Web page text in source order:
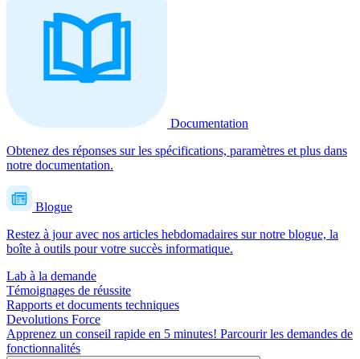
Documentation
Obtenez des réponses sur les spécifications, paramètres et plus dans
notre documentation.
Blogue
Restez à jour avec nos articles hebdomadaires sur notre blogue, la
boîte à outils pour votre succès informatique.
Lab à la demande
Témoignages de réussite
Rapports et documents techniques
Devolutions Force
Apprenez un conseil rapide en 5 minutes! Parcourir les demandes de
fonctionnalités